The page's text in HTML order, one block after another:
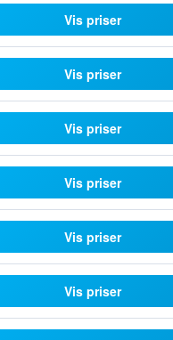
Vis priser
Vis priser
Vis priser
Vis priser
Vis priser
Vis priser